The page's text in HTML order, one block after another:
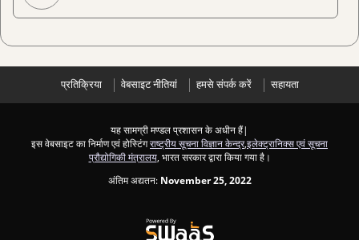
प्रतिक्रिया वेबसाइट नीतियां हमसे संपर्क करें सहायता
यह सामग्री मण्डल प्रशासन के अधीन हैं|
इस वेबसाइट का निर्माण एवं होस्टिंगराष्ट्रीय सूचना विज्ञान केन्द्र,इलेक्ट्रानिक्स एवं सूचना
प्रौद्योगिकी मंत्रालय, भारत सरकार द्वारा किया गया है।
अंतिम अद्यतन: November 25, 2022